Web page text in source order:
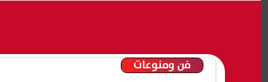
فن ومنوعات